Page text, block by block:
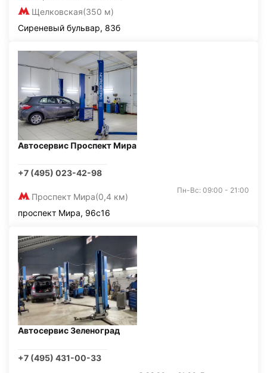
Щелковская(350 м)
Сиреневый бульвар, 83б
Автосервис Проспект Мира
+7 (495) 023-42-98
Проспект Мира(0,4 км)
Пн-Вс: 09:00 - 21:00
проспект Мира, 96с16
Автосервис Зеленоград
+7 (495) 431-00-33